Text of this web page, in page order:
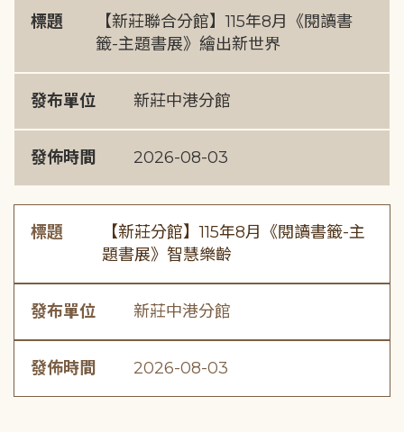
標題
【新莊聯合分館】115年8月《閱讀書
籤-主題書展》繪出新世界
發布單位 新莊中港分館
發佈時間 2026-08-03
標題
【新莊分館】115年8月《閱讀書籤-主
題書展》智慧樂齡
發布單位 新莊中港分館
發佈時間 2026-08-03